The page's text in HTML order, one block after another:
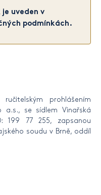
je uveden v
podmínkách.
prohlášením
a.s., se sídlem Vinařská
199 77 255, zapsanou
soudu v Brně, oddíl